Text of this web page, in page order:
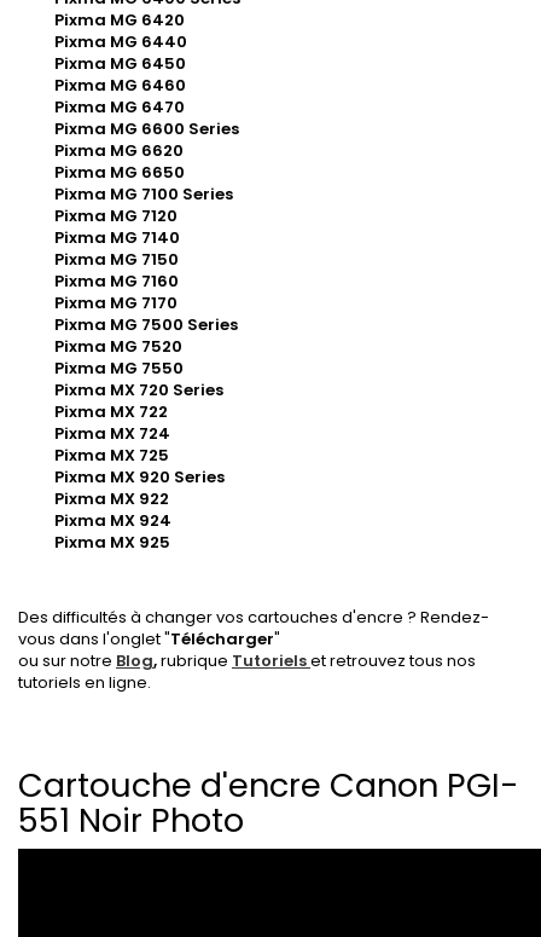
Pixma MG 6420
Pixma MG 6440
Pixma MG 6450
Pixma MG 6460
Pixma MG 6470
Pixma MG 6600 Series
Pixma MG 6620
Pixma MG 6650
Pixma MG 7100 Series
Pixma MG 7120
Pixma MG 7140
Pixma MG 7150
Pixma MG 7160
Pixma MG 7170
Pixma MG 7500 Series
Pixma MG 7520
Pixma MG 7550
Pixma MX 720 Series
Pixma MX 722
Pixma MX 724
Pixma MX 725
Pixma MX 920 Series
Pixma MX 922
Pixma MX 924
Pixma MX 925
Des difficultés à changer vos cartouches d'encre ? Rendez-
vous dans l'onglet "Télécharger"
ou sur notre Blog,rubrique Tutorielset retrouvez tous nos
tutoriels en ligne.
Cartouche d'encre Canon PGI-
551 Noir Photo